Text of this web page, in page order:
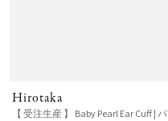
Hirotaka
【 受注生産 】 Baby Pearl Ear Cuff | パ